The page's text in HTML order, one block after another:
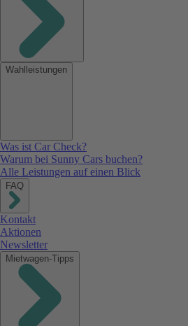
Wahlleistungen
Was ist Car Check?
Warum bei Sunny Cars buchen?
Alle Leistungen auf einen Blick
FAQ
Kontakt
Aktionen
Newsletter
Mietwagen-Tipps